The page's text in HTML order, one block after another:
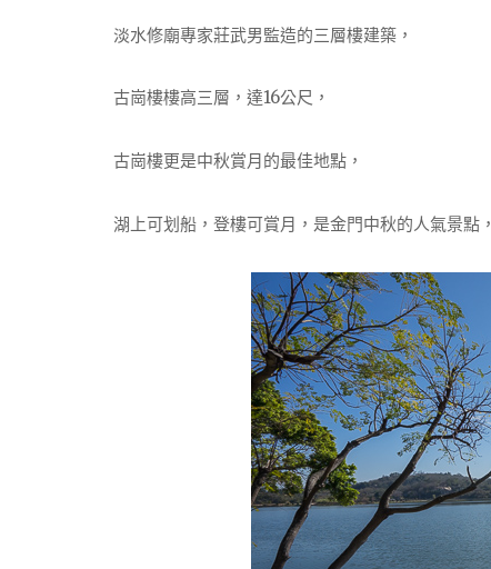
淡水修廟專家莊武男監造的三層樓建築，
古崗樓樓高三層，達16公尺，
古崗樓更是中秋賞月的最佳地點，
湖上可划船，登樓可賞月，是金門中秋的人氣景點，